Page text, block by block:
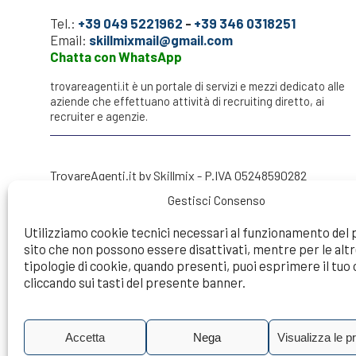
Gestisci Consenso
Utilizziamo cookie tecnici necessari al funzionamento del
sito che non possono essere disattivati, mentre per le
tipologie di cookie, quando presenti, puoi esprimere il tuo
cliccando sui tasti del presente banner.
Accetta Nega Visualizza le
Tel.: +39 049 5221962 - +39 346 0318251
Email: skillmixmail@gmail.com
Chatta con WhatsApp
trovareagenti.it è un portale di servizi e mezzi dedicato alle
aziende che effettuano attività di recruiting diretto, ai
recruiter e agenzie.
TrovareAgenti.it by Skillmix - P.IVA 05248590282
Try to make a search...